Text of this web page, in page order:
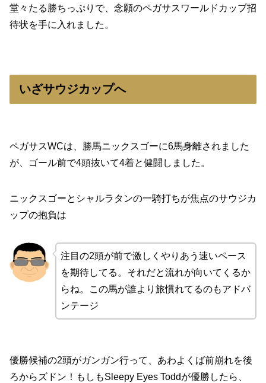
堂々たる勝ちっぷりで、念願のペガサスワールドカップ招
待状を手に入れました。
いざサウジカップへ
ペガサスWCは、勝馬ニックスゴーに6馬身離されました
が、ゴール前で4頭抜いて4着と健闘しました。
ニックスゴーとシャルラタンの一騎打ちが焦点のサウジカ
ップの抱負は
注目の2頭が前で激しくやりあう速いペース
を期待してる。それだと流れが向いてくるか
らね。この馬が誰より旅慣れてるのもアドバ
ンテージ
優勝候補の2頭がガンガン行って、あわよくば前崩れを後
ろからズドン！もしもSleepy Eyes Toddが優勝したら、